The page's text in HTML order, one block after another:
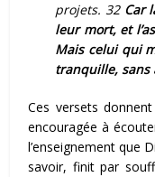
projets. 32 Car
leur mort, et
Mais celui qui
tranquille, sans
Ces versets
encouragée à
l’enseignement que
savoir, finit par